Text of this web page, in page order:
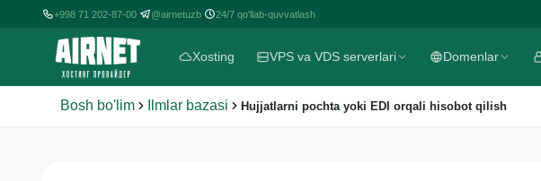
+998 71 202-87-00| @airnetuzb| 24/7 qo'llab-quvvatlash
Xosting VPS va VDS serverlari Domenlar
Bosh bo'lim Ilmlar bazasi Hujjatlarni pochta yoki EDI orqali hisobot qilish